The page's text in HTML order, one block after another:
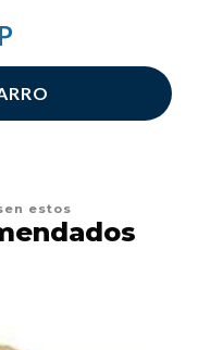
estos